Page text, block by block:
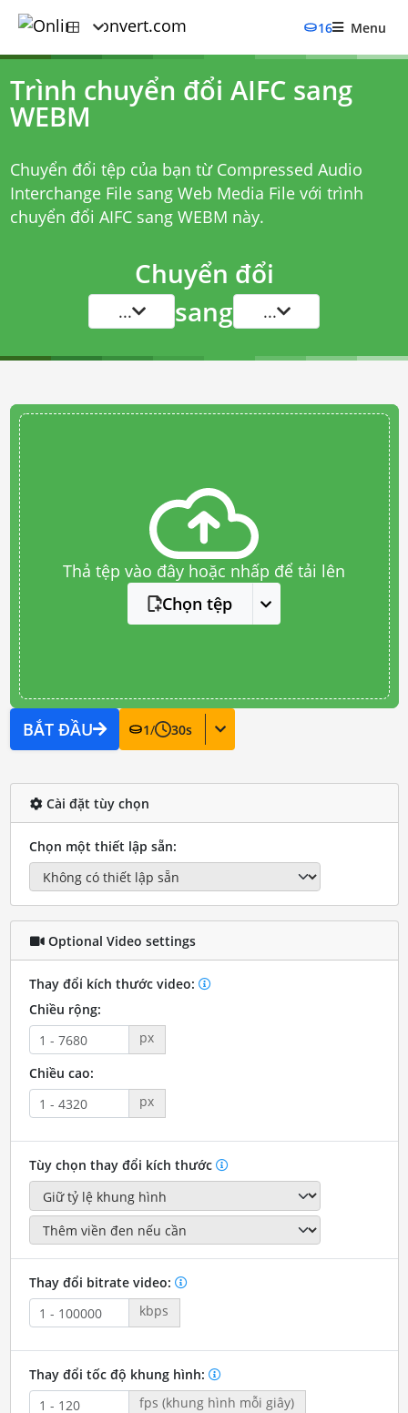
16 Menu
Trình chuyển đổi AIFC sang
WEBM
Chuyển đổi tệp của bạn từ Compressed Audio
Interchange File sang Web Media File với trình
chuyển đổi AIFC sang WEBM này.
Chuyển đổi
... sang ...
Thả tệp vào đây hoặc nhấp để tải lên
Chọn tệp
BẮT ĐẦU 1/ 30s
Cài đặt tùy chọn
Chọn một thiết lập sẵn:
Optional Video settings
Thay đổi kích thước video:
Chiều rộng:
px
Chiều cao:
px
Tùy chọn thay đổi kích thước
Thay đổi bitrate video:
kbps
Thay đổi tốc độ khung hình:
fps (khung hình mỗi giây)